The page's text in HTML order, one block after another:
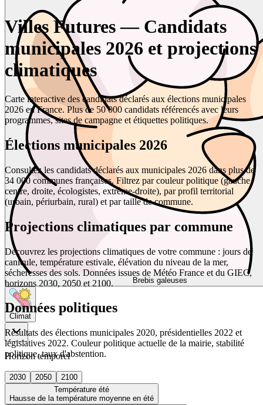
Brebis galeuses
Climat
Horizon temporel
2030 2050
2100
Température été
Hausse de la température moyenne en été
Villes Futures — Candidats
municipales 2026 et projections
climatiques
Carte interactive des candidats déclarés aux élections municipales
2026 en France. Plus de 50 000 candidats référencés avec leurs
programmes, sites de campagne et étiquettes politiques.
Élections municipales 2026
Consultez les candidats déclarés aux municipales 2026 dans plus de
34 000 communes françaises. Filtrez par couleur politique (gauche,
centre, droite, écologistes, extrême-droite), par profil territorial
(urbain, périurbain, rural) et par taille de commune.
Projections climatiques par commune
Découvrez les projections climatiques de votre commune : jours de
canicule, température estivale, élévation du niveau de la mer,
sécheresses des sols. Données issues de Météo France et du GIEC,
horizons 2030, 2050 et 2100.
Données politiques
Résultats des élections municipales 2020, présidentielles 2022 et
législatives 2022. Couleur politique actuelle de la mairie, stabilité
politique, taux d'abstention.